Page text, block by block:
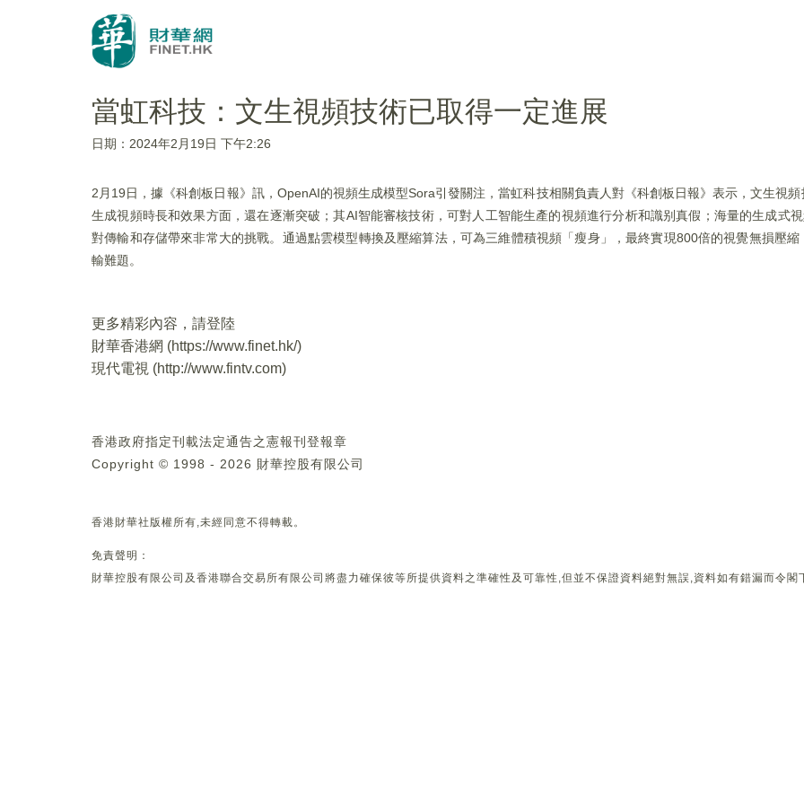
當虹科技：文生視頻技術已取得一定進展
日期：2024年2月19日 下午2:26
2月19日，據《科創板日報》訊，OpenAI的視頻生成模型Sora引發關注，當虹科技相關負責人對《科創板日報》表示，文生視
生成視頻時長和效果方面，還在逐漸突破；其AI智能審核技術，可對人工智能生產的視頻進行分析和識别真假；海量的生成式
對傳輸和存儲帶來非常大的挑戰。通過點雲模型轉換及壓縮算法，可為三維體積視頻「瘦身」，最終實現800倍的視覺無損壓
輸難題。
更多精彩內容，請登陸
財華香港網 (https://www.finet.hk/)
現代電視 (http://www.fintv.com)
香港政府指定刊載法定通告之憲報刊登報章
Copyright © 1998 - 2026 財華控股有限公司
香港財華社版權所有,未經同意不得轉載。
免責聲明：
財華控股有限公司及香港聯合交易所有限公司將盡力確保彼等所提供資料之準確性及可靠性,但並不保證資料絕對無誤,資料如有錯漏而令閣